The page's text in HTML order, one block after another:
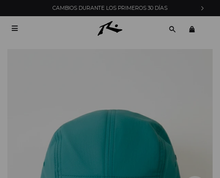
CAMBIOS DURANTE LOS PRIMEROS 30 DÍAS
